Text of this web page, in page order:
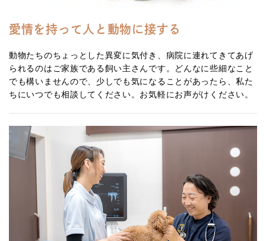
愛情を持って人と動物に接する
動物たちのちょっとした異変に気付き、病院に連れてきてあげ
られるのはご家族である飼い主さんです。どんなに些細なこと
でも構いませんので、少しでも気になることがあったら、私た
ちにいつでも相談してください。お気軽にお声がけください。